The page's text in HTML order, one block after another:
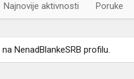
Najnovije aktivnosti Poruke
NenadBlankeSRB profilu.